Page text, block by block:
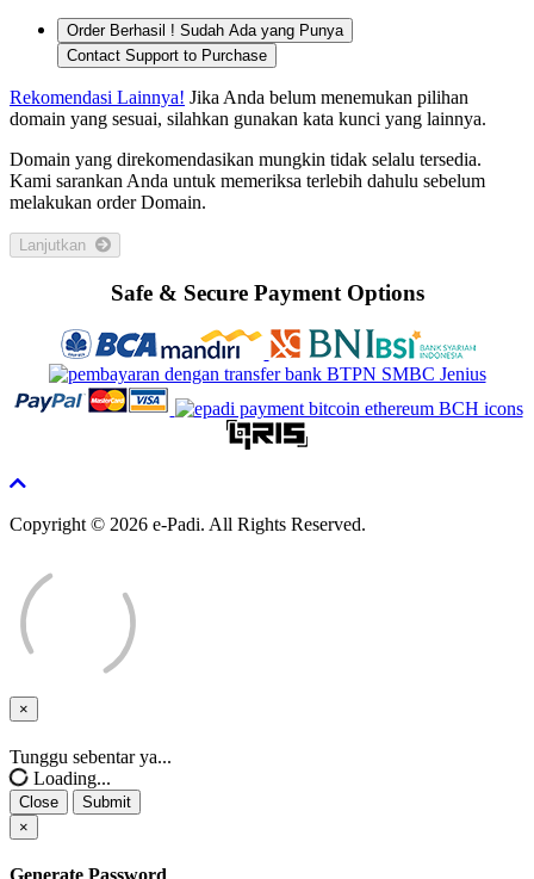
Order Berhasil ! Sudah Ada yang Punya
Contact Support to Purchase
Rekomendasi Lainnya! Jika Anda belum menemukan pilihan
domain yang sesuai, silahkan gunakan kata kunci yang lainnya.
Domain yang direkomendasikan mungkin tidak selalu tersedia.
Kami sarankan Anda untuk memeriksa terlebih dahulu sebelum
melakukan order Domain.
Safe & Secure Payment Options
Copyright © 2026 e-Padi. All Rights Reserved.
×
Close
Tunggu sebentar ya...
Loading...
Close
Submit
×